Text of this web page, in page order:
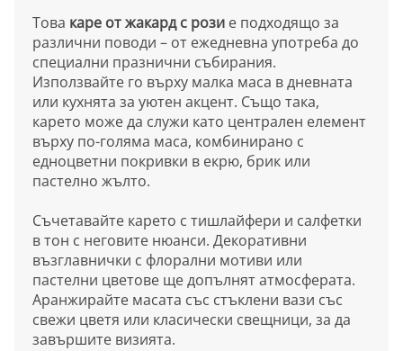
Това каре от жакард с рози е подходящо за
различни поводи – от ежедневна употреба до
специални празнични събирания.
Използвайте го върху малка маса в дневната
или кухнята за уютен акцент. Също така,
карето може да служи като централен елемент
върху по-голяма маса, комбинирано с
едноцветни покривки в екрю, брик или
пастелно жълто.
Съчетавайте карето с тишлайфери и салфетки
в тон с неговите нюанси. Декоративни
възглавнички с флорални мотиви или
пастелни цветове ще допълнят атмосферата.
Аранжирайте масата със стъклени вази със
свежи цветя или класически свещници, за да
завършите визията.